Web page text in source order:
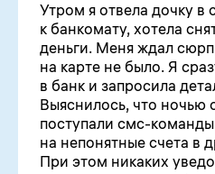
Утром я отвела дочку в
к банкомату, хотела
деньги. Меня ждал
на карте не было. Я
в банк и запросила
Выяснилось, что ночью
поступали смс-
на непонятные счета в
При этом никаких